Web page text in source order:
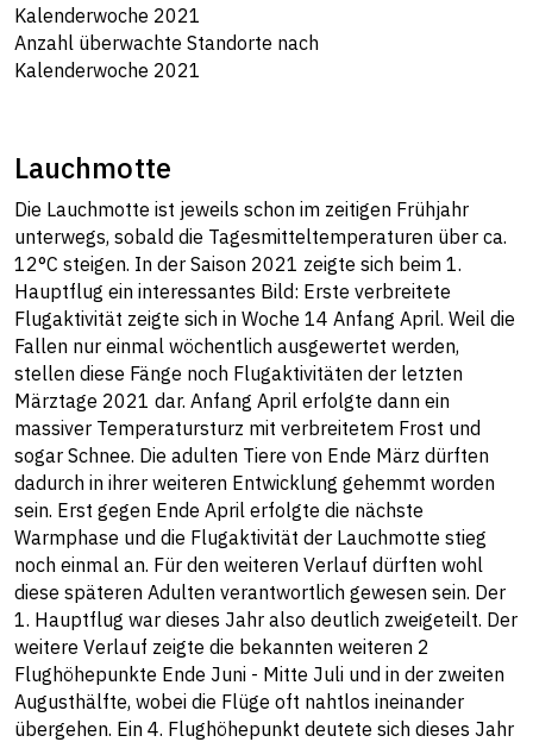
Anzahl überwachte Standorte nach
Kalenderwoche 2021
Lauchmotte
Die Lauchmotte ist jeweils schon im zeitigen Frühjahr
unterwegs, sobald die Tagesmitteltemperaturen über ca.
12°C steigen. In der Saison 2021 zeigte sich beim 1.
Hauptflug ein interessantes Bild: Erste verbreitete
Flugaktivität zeigte sich in Woche 14 Anfang April. Weil die
Fallen nur einmal wöchentlich ausgewertet werden,
stellen diese Fänge noch Flugaktivitäten der letzten
Märztage 2021 dar. Anfang April erfolgte dann ein
massiver Temperatursturz mit verbreitetem Frost und
sogar Schnee. Die adulten Tiere von Ende März dürften
dadurch in ihrer weiteren Entwicklung gehemmt worden
sein. Erst gegen Ende April erfolgte die nächste
Warmphase und die Flugaktivität der Lauchmotte stieg
noch einmal an. Für den weiteren Verlauf dürften wohl
diese späteren Adulten verantwortlich gewesen sein. Der
1. Hauptflug war dieses Jahr also deutlich zweigeteilt. Der
weitere Verlauf zeigte die bekannten weiteren 2
Flughöhepunkte Ende Juni - Mitte Juli und in der zweiten
Augusthälfte, wobei die Flüge oft nahtlos ineinander
übergehen. Ein 4. Flughöhepunkt deutete sich dieses Jahr